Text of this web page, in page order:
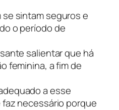
sintam seguros e
o período de
salientar que há
feminina, a fim de
a esse
necessário porque